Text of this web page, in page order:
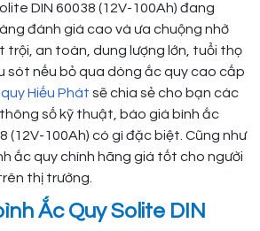
DIN 60038 (12V-100Ah) đang
đánh giá cao và ưa chuộng nhờ
trội, an toàn, dung lượng lớn, tuổi thọ
sót nếu bỏ qua dòng ắc quy cao cấp
Hiếu Phát sẽ chia sẻ cho bạn các
số kỹ thuật, báo giá bình ắc
(12V-100Ah) có gì đặc biệt. Cũng như
ắc quy chính hãng giá tốt cho người
thị trường.
Ắc Quy Solite DIN